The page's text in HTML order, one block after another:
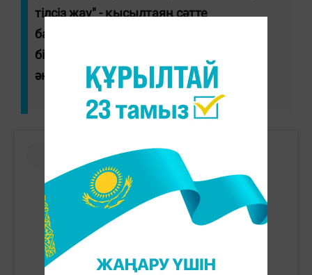
тілсіз жау" - қысылтаяң сәтте
бауырларымызға қол ұшын созып,
бірлігімізді көрсетейік, ағайын!", - дейді
әнші.